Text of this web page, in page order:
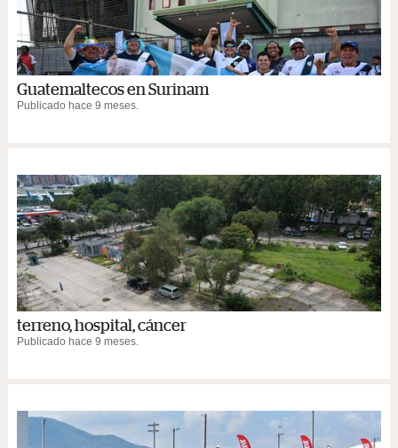
Guatemaltecos en Surinam
Publicado hace 9 meses.
terreno, hospital, cáncer
Publicado hace 9 meses.